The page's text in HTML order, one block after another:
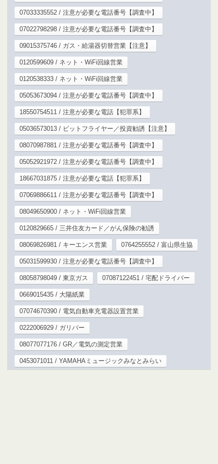
07033335552 / 注意が必要な電話番号【調査中】
07022798298 / 注意が必要な電話番号【調査中】
09015375746 / ガス・給湯器切替営業【注意】
0120599609 / ネット・WiFi回線営業
0120538333 / ネット・WiFi回線営業
05053673094 / 注意が必要な電話番号【調査中】
18550754511 / 注意が必要な電話【犯罪系】
05036573013 / ビットフライヤー／投資勧誘【注意】
08070987881 / 注意が必要な電話番号【調査中】
05052921972 / 注意が必要な電話番号【調査中】
18667031875 / 注意が必要な電話【犯罪系】
07069886611 / 注意が必要な電話番号【調査中】
08049650900 / ネット・WiFi回線営業
0120829665 / 三井住友カード／がん保険の勧誘
08069826981 / キーエンス営業 0764255552 / 富山県生協
05031599930 / 注意が必要な電話番号【調査中】
08058798049 / 東京ガス 07087122451 / 宅配ドライバー
0669015435 / 大陽紙業
07074670390 / 電気自動車充電器設置営業
0222006929 / ガリバー
08077077176 / GR／電気の測定営業
0453071011 / YAMAHAミュージックみなとみらい